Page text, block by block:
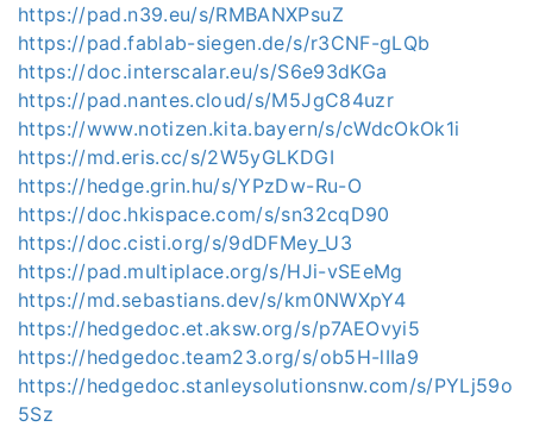
https://pad.n39.eu/s/RMBANXPsuZ
https://pad.fablab-siegen.de/s/r3CNF-gLQb
https://doc.interscalar.eu/s/S6e93dKGa
https://pad.nantes.cloud/s/M5JgC84uzr
https://www.notizen.kita.bayern/s/cWdcOkOk1i
https://md.eris.cc/s/2W5yGLKDGI
https://hedge.grin.hu/s/YPzDw-Ru-O
https://doc.hkispace.com/s/sn32cqD90
https://doc.cisti.org/s/9dDFMey_U3
https://pad.multiplace.org/s/HJi-vSEeMg
https://md.sebastians.dev/s/km0NWXpY4
https://hedgedoc.et.aksw.org/s/p7AEOvyi5
https://hedgedoc.team23.org/s/ob5H-lIIa9
https://hedgedoc.stanleysolutionsnw.com/s/PYLj59o
5Sz